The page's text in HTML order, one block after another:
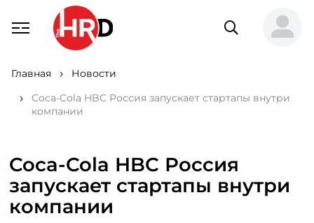
Главная
Новости
Coca-Cola HBC Россия запускает стартапы внутри
компании
Coca-Cola HBC Россия
запускает стартапы внутри
компании